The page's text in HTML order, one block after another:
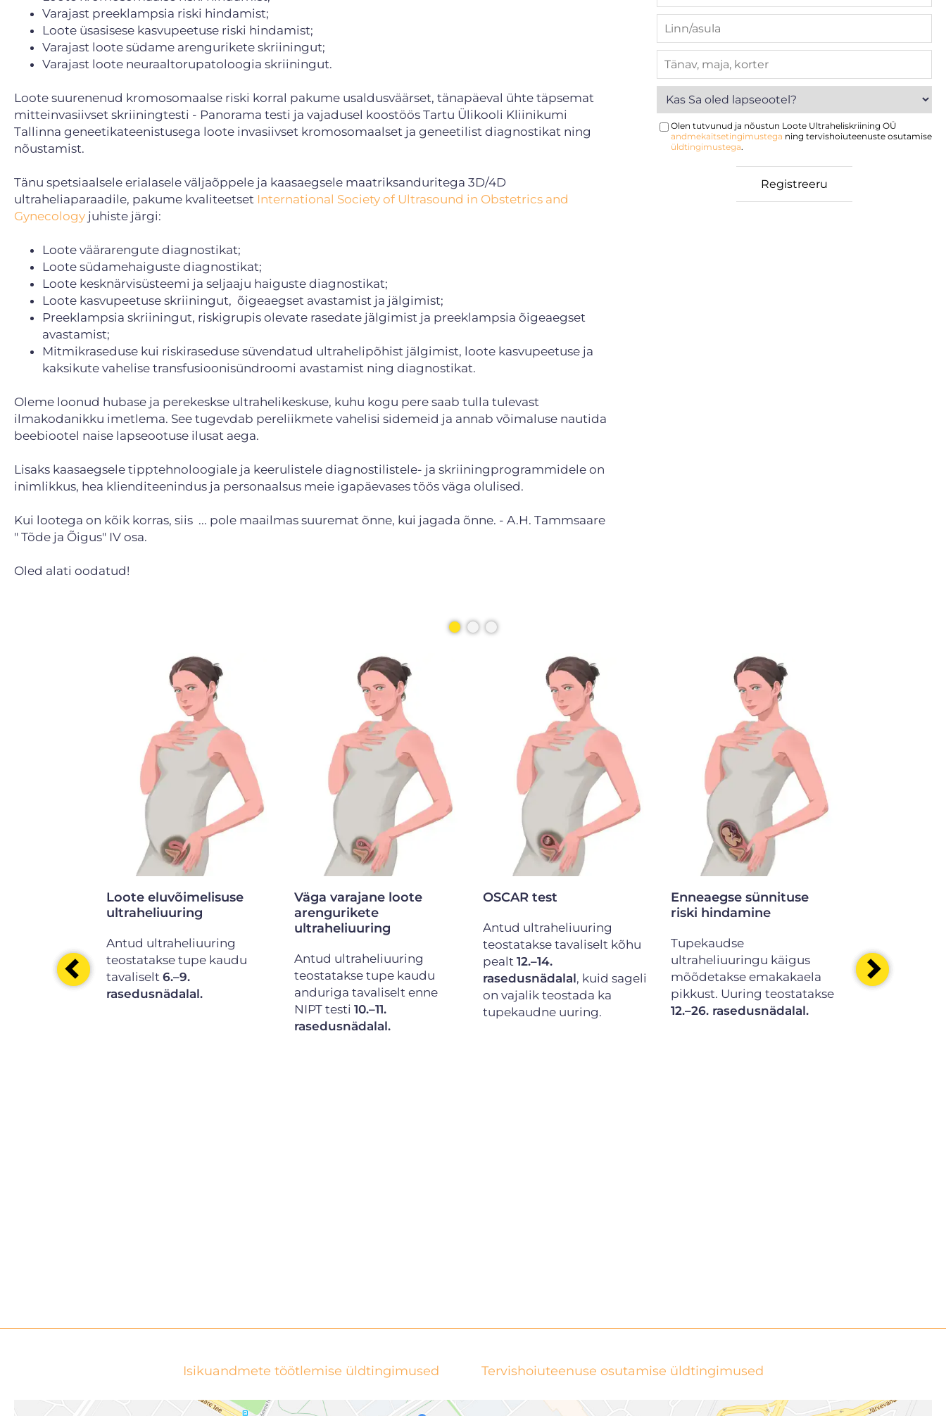
Varajast preeklampsia riski hindamist;
Loote üsasisese kasvupeetuse riski hindamist;
Varajast loote südame arengurikete skriiningut;
Varajast loote neuraaltorupatoloogia skriiningut.
Loote suurenenud kromosomaalse riski korral pakume usaldusväärset, tänapäeval ühte täpsemat
mitteinvasiivset skriiningtesti - Panorama testi ja vajadusel koostöös Tartu Ülikooli Kliinikumi
Tallinna geneetikateenistusega loote invasiivset kromosomaalset ja geneetilist diagnostikat ning
nõustamist.
Tänu spetsiaalsele erialasele väljaõppele ja kaasaegsele maatriksanduritega 3D/4D
ultraheliaparaadile, pakume kvaliteetset International Society of Ultrasound in Obstetrics and
Gynecology juhiste järgi:
Loote väärarengute diagnostikat;
Loote südamehaiguste diagnostikat;
Loote kesknärvisüsteemi ja seljaaju haiguste diagnostikat;
Loote kasvupeetuse skriiningut, õigeaegset avastamist ja jälgimist;
Preeklampsia skriiningut, riskigrupis olevate rasedate jälgimist ja preeklampsia õigeaegset
avastamist;
Mitmikraseduse kui riskiraseduse süvendatud ultrahelipõhist jälgimist, loote kasvupeetuse ja
kaksikute vahelise transfusioonisündroomi avastamist ning diagnostikat.
Oleme loonud hubase ja perekeskse ultrahelikeskuse, kuhu kogu pere saab tulla tulevast
ilmakodanikku imetlema. See tugevdab pereliikmete vahelisi sidemeid ja annab võimaluse nautida
beebiootel naise lapseootuse ilusat aega.
Lisaks kaasaegsele tipptehnoloogiale ja keerulistele diagnostilistele- ja skriiningprogrammidele on
inimlikkus, hea klienditeenindus ja personaalsus meie igapäevases töös väga olulised.
Kui lootega on kõik korras, siis ... pole maailmas suuremat õnne, kui jagada õnne. - A.H. Tammsaare
" Tõde ja Õigus" IV osa.
Oled alati oodatud!
Olen tutvunud ja nõustun Loote Ultraheliskriining OÜ
andmekaitsetingimustega ning tervishoiuteenuste osutamise
üldtingimustega.
Loote eluvõimelisuse
ultraheliuuring
Antud ultraheliuuring
teostatakse tupe kaudu
tavaliselt 6.–9.
rasedusnädalal.
Väga varajane loote
arengurikete
ultraheliuuring
Antud ultraheliuuring
teostatakse tupe kaudu
anduriga tavaliselt enne
NIPT testi10.–11.
rasedusnädalal.
OSCAR test
Antud ultraheliuuring
teostatakse tavaliselt kõhu
pealt 12.–14.
rasedusnädalal, kuid sageli
on vajalik teostada ka
tupekaudne uuring.
Enneaegse sünnituse
riski hindamine
Tupekaudse
ultraheliuuringu käigus
mõõdetakse emakakaela
pikkust. Uuring teostatakse
12.–26. rasedusnädalal.
teostatakse
pealt
Isikuandmete töötlemise üldtingimused Tervishoiuteenuse osutamise üldtingimused